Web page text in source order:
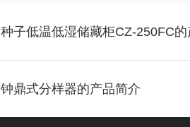
种子低温低湿储藏柜CZ-250FC
钟鼎式分样器的产品简介